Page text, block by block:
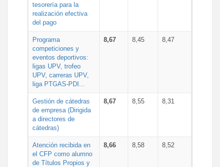
tesorería para la
realización efectiva
del pago
Programa
competiciones y
eventos deportivos:
ligas UPV, trofeo
UPV, carreras UPV,
liga PTGAS-PDI...
8,67 8,45 8,47
Gestión de cátedras
de empresa (Dirigida
a directores de
cátedras)
8,67 8,55 8,31
Atención recibida en
el CFP como alumno
de Títulos Propios y
8,66 8,58 8,52